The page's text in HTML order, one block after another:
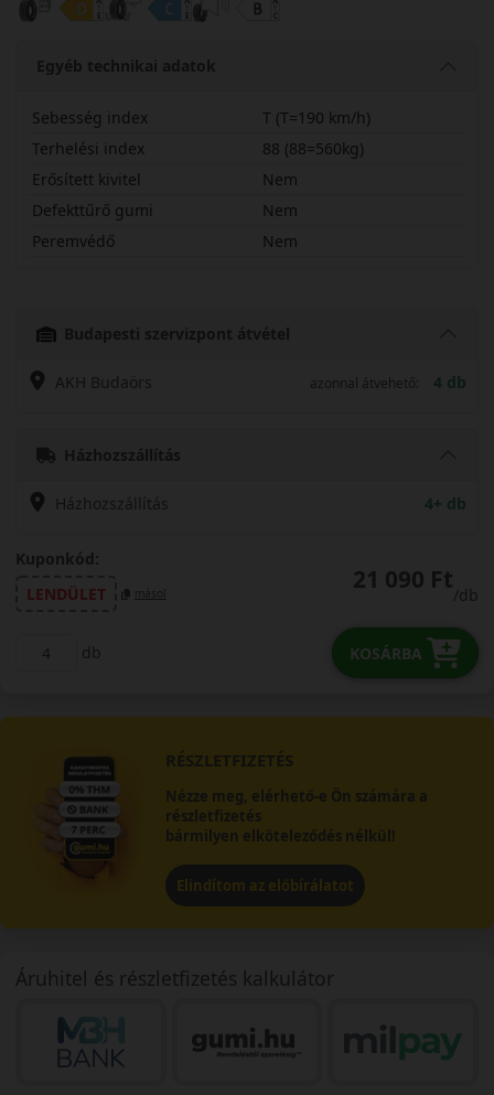
Egyéb technikai adatok
Sebesség index
T (T=190 km/h)
Terhelési index
88 (88=560kg)
Erősített kivitel
Nem
Defekttűrő gumi
Nem
Peremvédő
Nem
Budapesti szervizpont átvétel
AKH Budaörs azonnal átvehető: 4 db
Házhozszállítás
Házhozszállítás 4+ db
Kuponkód:
LENDÜLET
másol 21 090 Ft
/db
db KOSÁRBA
RÉSZLETFIZETÉS
Nézze meg, elérhető-e Ön számára a
részletfizetés
bármilyen elköteleződés nélkül!
Elindítom az előbírálatot
Áruhitel és részletfizetés kalkulátor